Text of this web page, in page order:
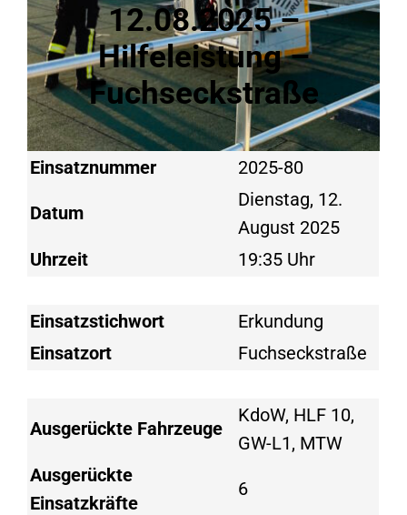
12.08.2025 –
Hilfeleistung –
Fuchseckstraße
Einsatznummer 2025-80
Datum
Dienstag, 12.
August 2025
Uhrzeit
19:35 Uhr
Einsatzstichwort
Erkundung
Einsatzort
Fuchseckstraße
Ausgerückte Fahrzeuge
KdoW, HLF 10,
GW-L1, MTW
Ausgerückte
Einsatzkräfte
6